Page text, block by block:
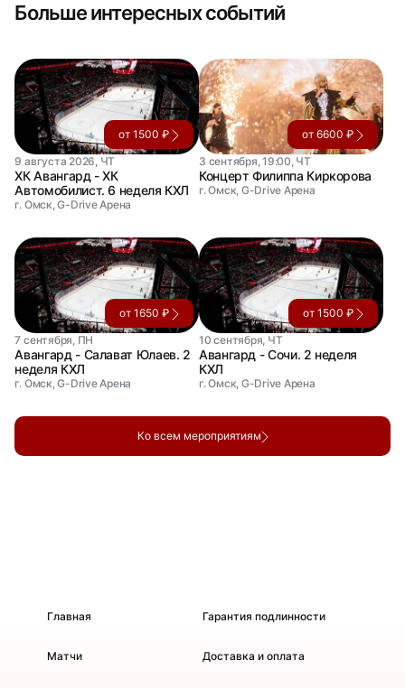
Больше интересных событий
от 1500 ₽
9 августа 2026, ЧТ
ХК Авангард - ХК
Автомобилист. 6 неделя КХЛ
г. Омск, G-Drive Арена
от 6600 ₽
3 сентября, 19:00, ЧТ
Концерт Филиппа Киркорова
г. Омск, G-Drive Арена
от 1650 ₽
7 сентября, ПН
Авангард - Салават Юлаев. 2
неделя КХЛ
г. Омск, G-Drive Арена
от 1500 ₽
10 сентября, ЧТ
Авангард - Сочи. 2 неделя
КХЛ
г. Омск, G-Drive Арена
Ко всем мероприятиям
Главная
Матчи
Гарантия подлинности
Доставка и оплата